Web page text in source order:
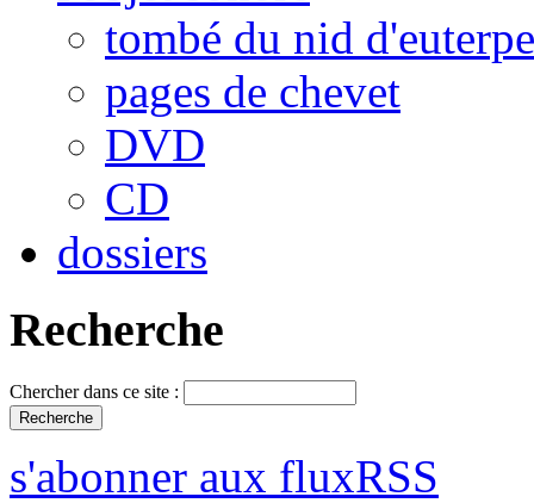
tombé du nid d'euterpe
pages de chevet
DVD
CD
dossiers
Recherche
Chercher dans ce site :
s'abonner aux fluxRSS